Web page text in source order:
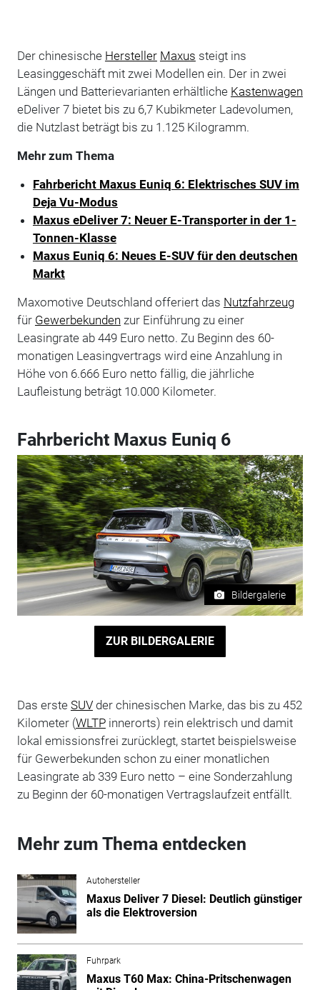
Der chinesische Hersteller Maxus steigt ins
Leasinggeschäft mit zwei Modellen ein. Der in zwei
Längen und Batterievarianten erhältliche Kastenwagen
eDeliver 7 bietet bis zu 6,7 Kubikmeter Ladevolumen,
die Nutzlast beträgt bis zu 1.125 Kilogramm.
Mehr zum Thema
Fahrbericht Maxus Euniq 6: Elektrisches SUV im
Deja Vu-Modus
Maxus eDeliver 7: Neuer E-Transporter in der 1-
Tonnen-Klasse
Maxus Euniq 6: Neues E-SUV für den deutschen
Markt
Maxomotive Deutschland offeriert das Nutzfahrzeug
für Gewerbekunden zur Einführung zu einer
Leasingrate ab 449 Euro netto. Zu Beginn des 60-
monatigen Leasingvertrags wird eine Anzahlung in
Höhe von 6.666 Euro netto fällig, die jährliche
Laufleistung beträgt 10.000 Kilometer.
Fahrbericht Maxus Euniq 6
Bildergalerie
ZUR BILDERGALERIE
Das erste SUVder chinesischen Marke, das bis zu 452
Kilometer (WLTPinnerorts) rein elektrisch und damit
lokal emissionsfrei zurücklegt, startet beispielsweise
für Gewerbekunden schon zu einer monatlichen
Leasingrate ab 339 Euro netto – eine Sonderzahlung
zu Beginn der 60-monatigen Vertragslaufzeit entfällt.
Mehr zum Thema entdecken
Autohersteller
Maxus Deliver 7 Diesel: Deutlich günstiger
als die Elektroversion
Fuhrpark
Maxus T60 Max: China-Pritschenwagen